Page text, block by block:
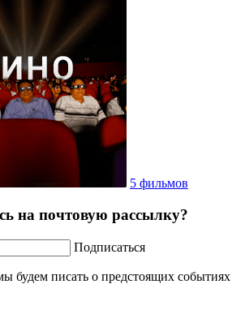
5 фильмов
на почтовую рассылку?
Подписаться
будем писать о предстоящих событиях